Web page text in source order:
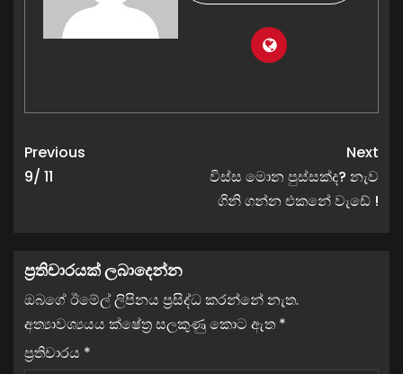
Previous
9/ 11
Next
විස්ස මොන පුස්සක්ද? නැව
ගිනි ගන්න එකනේ වැඩේ !
ප්‍රතිචාරයක් ලබාදෙන්න
ඔබගේ ඊමේල් ලිපිනය ප්‍රසිද්ධ කරන්නේ නැත.
අත්‍යාවශ්‍යයය ක්ෂේත්‍ර සලකුණු කොට ඇත *
ප්‍රතිචාරය *